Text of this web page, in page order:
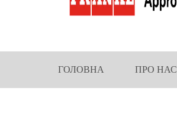
ГОЛОВНА ПРО НАС